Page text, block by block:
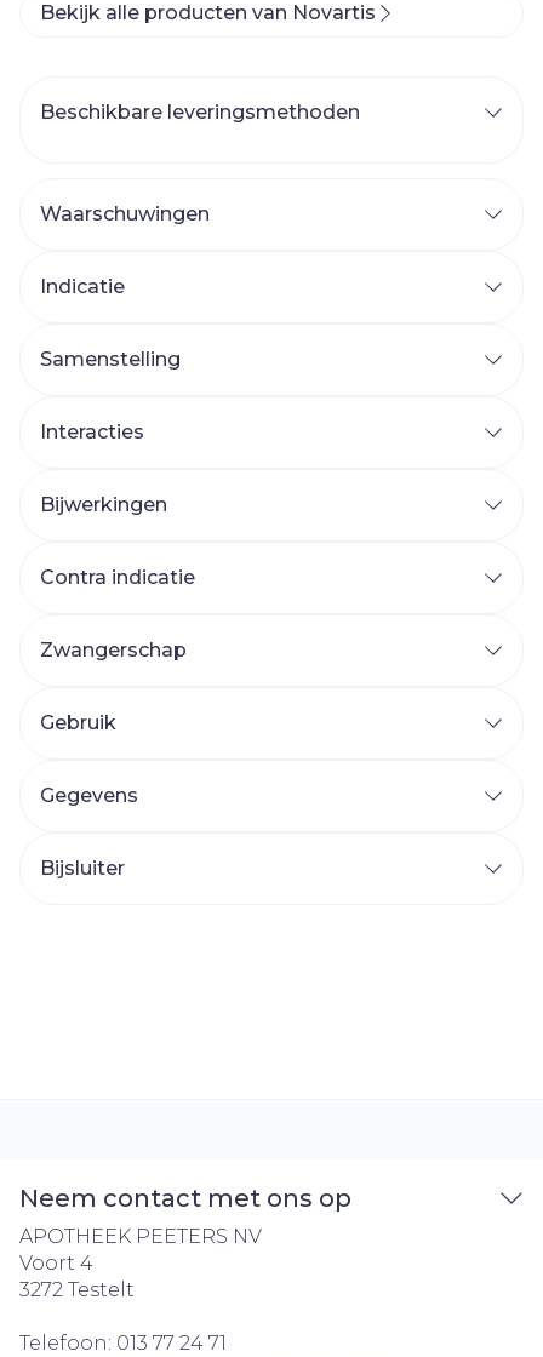
Bekijk alle producten van Novartis
Beschikbare leveringsmethoden
Waarschuwingen
Indicatie
Samenstelling
Interacties
Bijwerkingen
Contra indicatie
Zwangerschap
Gebruik
Gegevens
Bijsluiter
Neem contact met ons op
APOTHEEK PEETERS NV
Voort 4
3272 Testelt
Telefoon: 013 77 24 71